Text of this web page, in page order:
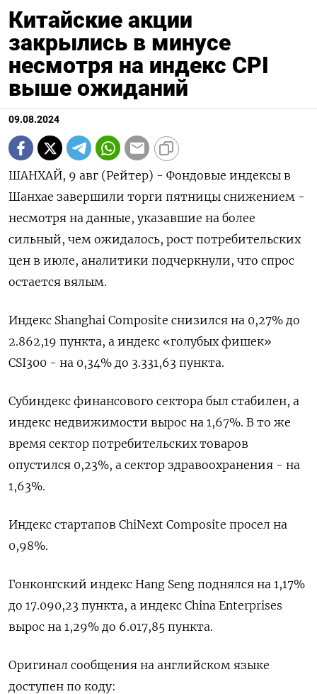
Китайские акции
закрылись в минусе
несмотря на индекс CPI
выше ожиданий
09.08.2024
ШАНХАЙ, 9 авг (Рейтер) - Фондовые индексы в
Шанхае завершили торги пятницы снижением -
несмотря на данные, указавшие на более
сильный, чем ожидалось, рост потребительских
цен в июле, аналитики подчеркнули, что спрос
остается вялым.
Индекс Shanghai Composite снизился на 0,27% до
2.862,19 пункта, а индекс «голубых фишек»
CSI300 - на 0,34% до 3.331,63 пункта.
Субиндекс финансового сектора был стабилен, а
индекс недвижимости вырос на 1,67%​. В то же
время сектор потребительских товаров
опустился 0,23%, а сектор здравоохранения - на
1,63%.
Индекс стартапов ChiNext Composite просел на
0,98%.
Гонконгский индекс Hang Seng поднялся на 1,17%
до 17.090,23​ пункта, а индекс China Enterprises
вырос на 1,29% до 6.017,85 пункта.
Оригинал сообщения на английском языке
доступен по коду: